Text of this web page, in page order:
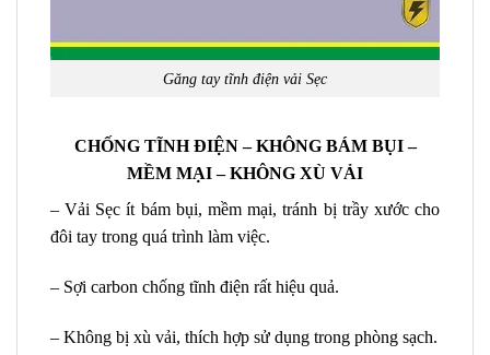
Găng tay tĩnh điện vải Sẹc
CHỐNG TĨNH ĐIỆN – KHÔNG BÁM BỤI –
MỀM MẠI – KHÔNG XÙ VẢI
– Vải Sẹc ít bám bụi, mềm mại, tránh bị trầy xước cho
đôi tay trong quá trình làm việc.
– Sợi carbon chống tĩnh điện rất hiệu quả.
– Không bị xù vải, thích hợp sử dụng trong phòng sạch.